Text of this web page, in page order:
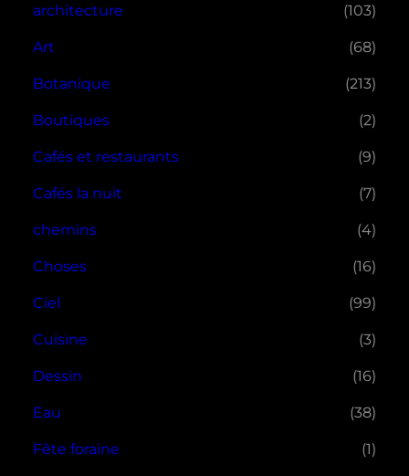
architecture (103)
Art (68)
Botanique (213)
Boutiques (2)
Cafés et restaurants (9)
Cafés la nuit (7)
chemins (4)
Choses (16)
Ciel (99)
Cuisine (3)
Dessin (16)
Eau (38)
Fête foraine (1)